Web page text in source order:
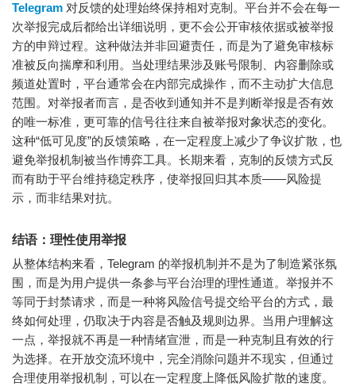
Telegram 对反馈的处理始终保持相对克制。平台并不会在每一
次举报完成后都给出详细说明，更不会公开审核依据或被举报
方的申辩过程。这种做法并非回避责任，而是为了避免审核标
准被反向揣摩和利用。当处理结果涉及账号限制、内容删除或
频道处置时，平台通常会在内部完成操作，而不主动扩大信息
范围。对举报者而言，是否收到通知并不是判断举报是否有效
的唯一标准，更可靠的信号往往来自被举报对象状态的变化。
这种“低可见度”的反馈策略，在一定程度上减少了争议扩散，也
避免举报机制被当作博弈工具。长期来看，克制的反馈方式反
而有助于平台维持稳定秩序，使举报回归其本质——风险提
示，而非结果对抗。
结语：理性使用举报
从整体结构来看，Telegram 的举报机制并不是为了制造紧张氛
围，而是为用户提供一条参与平台治理的理性通道。举报并不
等同于封禁请求，而是一种将风险信号提交给平台的方式，最
终如何处理，仍取决于内容是否触及规则边界。当用户理解这
一点，举报就不再是一种情绪宣泄，而是一种克制且有效的行
为选择。在开放交流环境中，完全消除问题并不现实，但通过
合理使用举报机制，可以在一定程度上降低风险扩散的速度。